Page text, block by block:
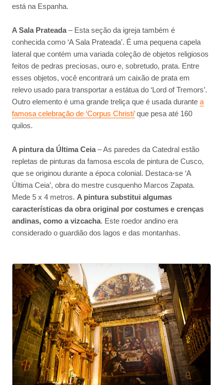
está na Espanha.
A Sala Prateada– Esta seção da igreja também é
conhecida como ‘A Sala Prateada’. É uma pequena capela
lateral que contém uma variada coleção de objetos religiosos
feitos de pedras preciosas, ouro e, sobretudo, prata. Entre
esses objetos, você encontrará um caixão de prata em
relevo usado para transportar a estátua do ‘Lord of Tremors’.
Outro elemento é uma grande treliça que é usada durantea
famosa celebração de ‘Corpus Christi’que pesa até 160
quilos.
A pintura da Última Ceia– As paredes da Catedral estão
repletas de pinturas da famosa escola de pintura de Cusco,
que se originou durante a época colonial. Destaca-se ‘A
Última Ceia’, obra do mestre cusquenho Marcos Zapata.
Mede 5 x 4 metros. A pintura substitui algumas
características da obra original por costumes e crenças
andinas, como a vizcacha. Este roedor andino era
considerado o guardião dos lagos e das montanhas.